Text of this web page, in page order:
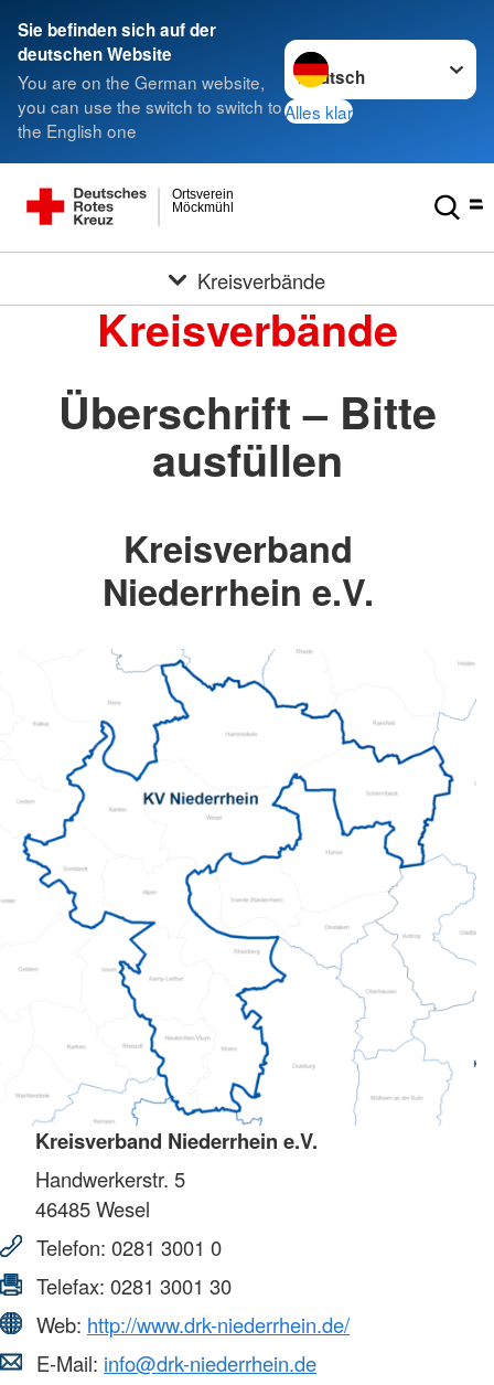
Sie befinden sich auf der
deutschen Website
You are on the German website,
you can use the switch to switch to
the English one
Sprache wechseln zu
Alles klar
Möckmühl
Ortsverein
Kreisverbände
Kreisverbände
Überschrift – Bitte
ausfüllen
Kreisverband
Niederrhein e.V.
Kreisverband Niederrhein e.V.
Handwerkerstr. 5
46485Wesel
Telefon: 0281 3001 0
Telefax: 0281 3001 30
Web: http://www.drk-niederrhein.de/
E-Mail: info@drk-niederrhein.de